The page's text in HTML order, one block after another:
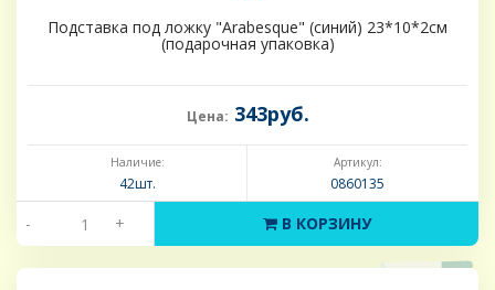
Подставка под ложку "Arabesque" (синий) 23*10*2см
(подарочная упаковка)
Цена: 343руб.
Наличие:
42шт.
Артикул:
0860135
- + В КОРЗИНУ